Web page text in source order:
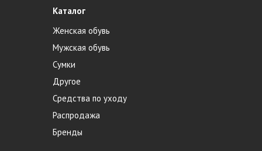
Каталог
Женская обувь
Мужская обувь
Сумки
Другое
Средства по уходу
Распродажа
Бренды